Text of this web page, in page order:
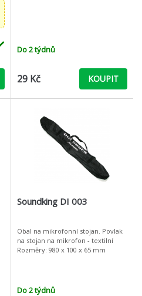
Do 2 týdnů
29 Kč KOUPIT
Soundking DI 003
Obal na mikrofonní stojan. Povlak
na stojan na mikrofon - textilní
Rozměry: 980 x 100 x 65 mm
Do 2 týdnů